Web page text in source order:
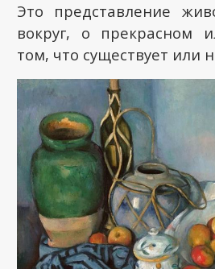
Это представление
вокруг, о прекрасном
том, что существует или